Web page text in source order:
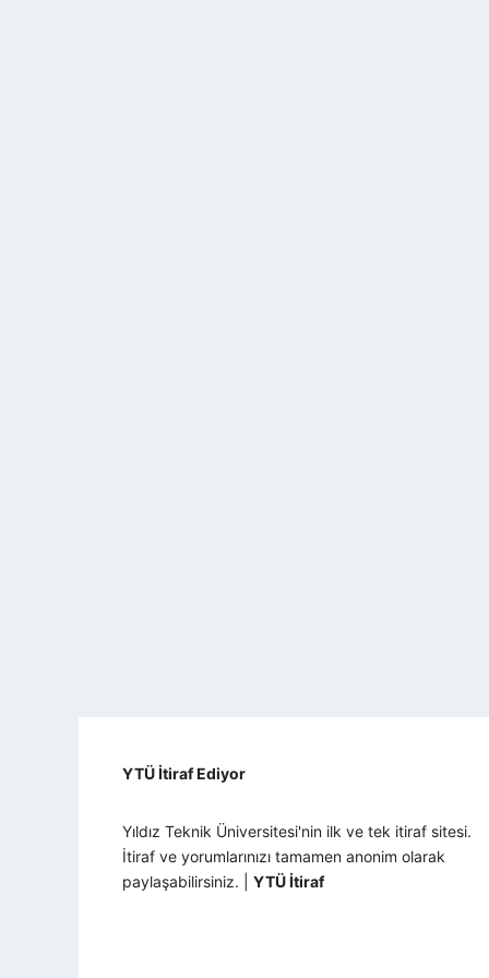
YTÜ İtiraf Ediyor
Yıldız Teknik Üniversitesi'nin ilk ve tek itiraf sitesi.
İtiraf ve yorumlarınızı tamamen anonim olarak
paylaşabilirsiniz. | YTÜ İtiraf